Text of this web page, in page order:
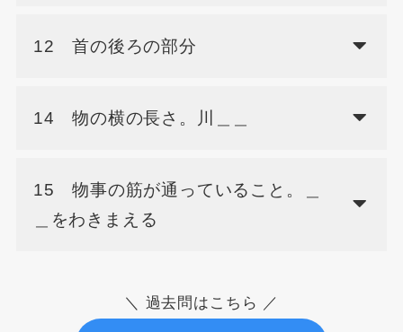
12 首の後ろの部分
14 物の横の長さ。川＿＿
15 物事の筋が通っていること。＿
＿をわきまえる
＼ 過去問はこちら ／